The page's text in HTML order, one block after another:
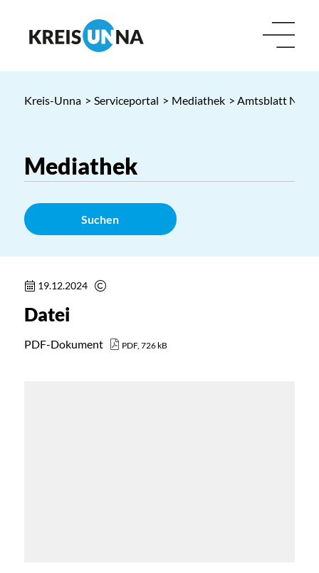
Kreis-Unna > Serviceportal > Mediathek > Amtsblatt Nr. 52
Suchen
19.12.2024
Datei
PDF-Dokument PDF, 726 kB